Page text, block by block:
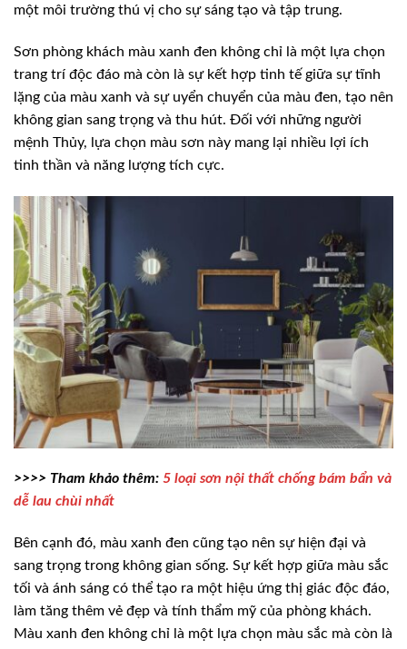
một môi trường thú vị cho sự sáng tạo và tập trung.
Sơn phòng khách màu xanh đen không chỉ là một lựa chọn
trang trí độc đáo mà còn là sự kết hợp tinh tế giữa sự tĩnh
lặng của màu xanh và sự uyển chuyển của màu đen, tạo nên
không gian sang trọng và thu hút. Đối với những người
mệnh Thủy, lựa chọn màu sơn này mang lại nhiều lợi ích
tinh thần và năng lượng tích cực.
>>>> Tham khảo thêm: 5 loại sơn nội thất chống bám bẩn và
dễ lau chùi nhất
Bên cạnh đó, màu xanh đen cũng tạo nên sự hiện đại và
sang trọng trong không gian sống. Sự kết hợp giữa màu sắc
tối và ánh sáng có thể tạo ra một hiệu ứng thị giác độc đáo,
làm tăng thêm vẻ đẹp và tính thẩm mỹ của phòng khách.
Màu xanh đen không chỉ là một lựa chọn màu sắc mà còn là